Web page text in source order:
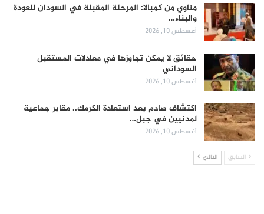
مناوي من كمبالا: المرحلة المقبلة في السودان للعودة
والبناء…
أغسطس 10, 2026
حقائق لا يمكن تجاوزها في معادلات المستقبل
السوداني
أغسطس 10, 2026
اكتشاف صادم بعد استعادة الكرمك.. مقابر جماعية
لمدنيين في جبل…
أغسطس 10, 2026
السابق التالي